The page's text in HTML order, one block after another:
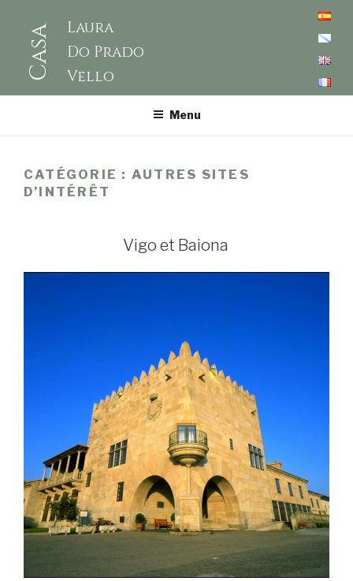
Casa
Laura
Do Prado
Vello
Menu
CATÉGORIE : AUTRES SITES
D’INTÉRÊT
Vigo et Baiona